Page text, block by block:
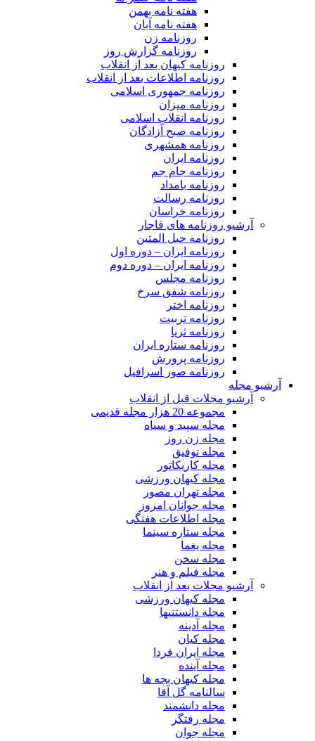
هفته نامه بهمن
هفته نامه آبان
روزنامه زن
روزنامه گزارش روز
روزنامه کیهان بعد از انقلاب
روزنامه اطلاعات بعد از انقلاب
روزنامه جمهوری اسلامی
روزنامه میزان
روزنامه انقلاب اسلامی
روزنامه صبح آزادگان
روزنامه همشهری
روزنامه ایران
روزنامه جام جم
روزنامه بامداد
روزنامه رسالت
روزنامه خراسان
آرشیو روزنامه های قاجار
روزنامه حبل المتین
روزنامه ایران – دوره اول
روزنامه ایران – دوره دوم
روزنامه مجلس
روزنامه شفق سرخ
روزنامه اختر
روزنامه تربیت
روزنامه ثریا
روزنامه ستاره ایران
روزنامه پرورش
روزنامه صور اسرافیل
آرشیو مجله
آرشیو مجلات قبل از انقلاب
مجموعه 20 هزار مجله قدیمی
مجله سپید و سیاه
مجله زن روز
مجله توفیق
مجله کاریکاتور
مجله کیهان ورزشی
مجله تهران مصور
مجله جوانان امروز
مجله اطلاعات هفتگی
مجله ستاره سینما
مجله یغما
مجله سخن
مجله فیلم و هنر
آرشیو مجلات بعد از انقلاب
مجله کیهان ورزشی
مجله دانستنیها
مجله آدینه
مجله کیان
مجله ایران فردا
مجله آینده
مجله کیهان بچه ها
سالنامه گل آقا
مجله دانشمند
مجله رفتگر
مجله جوان